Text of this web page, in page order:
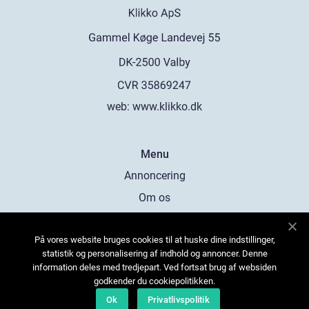
web: www.klikko.dk
Menu
Annoncering
Om os
Kontakt os
Sitemap
På vores website bruges cookies til at huske dine indstillinger,
statistik og personalisering af indhold og annoncer. Denne
information deles med tredjepart. Ved fortsat brug af websiden
godkender du cookiepolitikken.
Ok
Privatlivspolitik